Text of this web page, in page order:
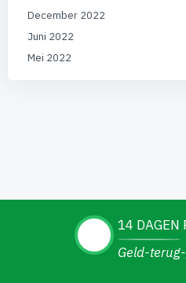
December 2022
Juni 2022
Mei 2022
14 DAGEN
Geld-